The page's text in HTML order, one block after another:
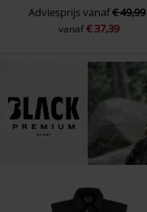
Adviesprijsvanaf€ 49,99
vanaf€ 37,39